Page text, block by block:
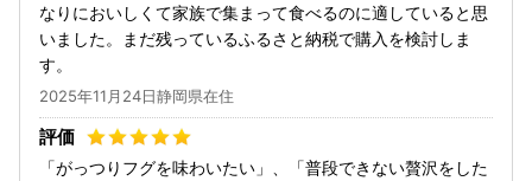
なりにおいしくて家族で集まって食べるのに適していると思
いました。まだ残っているふるさと納税で購入を検討しま
す。
2025年11月24日静岡県在住
「がっつりフグを味わいたい」、「普段できない贅沢をした